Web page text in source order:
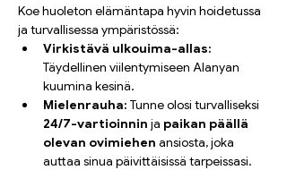
Koe huoleton elämäntapa hyvin hoidetussa
ja turvallisessa ympäristössä:
Virkistävä ulkouima-allas:
Täydellinen viilentymiseen Alanyan
kuumina kesinä.
Mielenrauha: Tunne olosi turvalliseksi
24/7-vartioinnin ja paikan päällä
olevan ovimiehen ansiosta, joka
auttaa sinua päivittäisissä tarpeissasi.